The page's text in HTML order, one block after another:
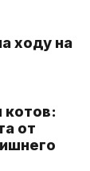
ходу на
котов:
от